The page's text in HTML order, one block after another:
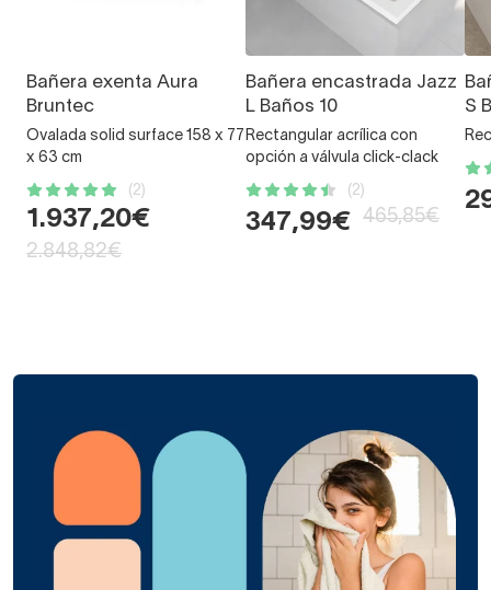
Bañera exenta Aura
Bruntec
Ovalada solid surface 158 x 77
x 63 cm
(2)
1.937,20€
2.848,82€
Bañera encastrada Jazz
L Baños 10
Rectangular acrílica con
opción a válvula click-clack
(2)
347,99€ 465,85€
S